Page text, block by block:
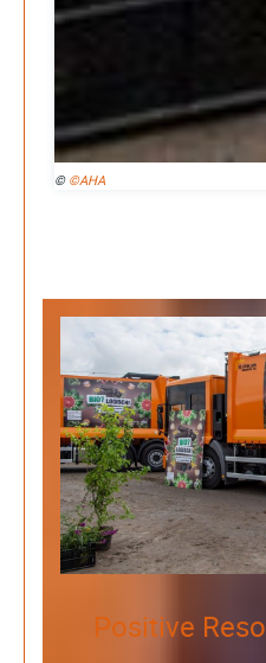
Die Mitmach-Online-Zeitung
INFORMATIONEN
NUTZUNGSBEDINGUNGEN
DATENSCHUTZ
Archive
August 2026
Juli 2026
Juni 2026
Mai 2026
April 2026
Februar 2026
© ©AHA
Positive